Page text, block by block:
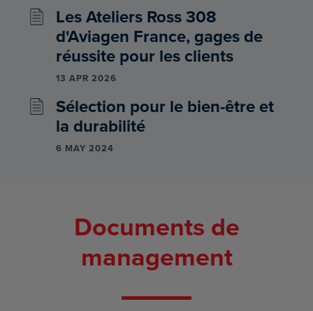
Les Ateliers Ross 308
d'Aviagen France, gages de
réussite pour les clients
13 APR 2026
Sélection pour le bien-être et
la durabilité
6 MAY 2024
Documents de
management